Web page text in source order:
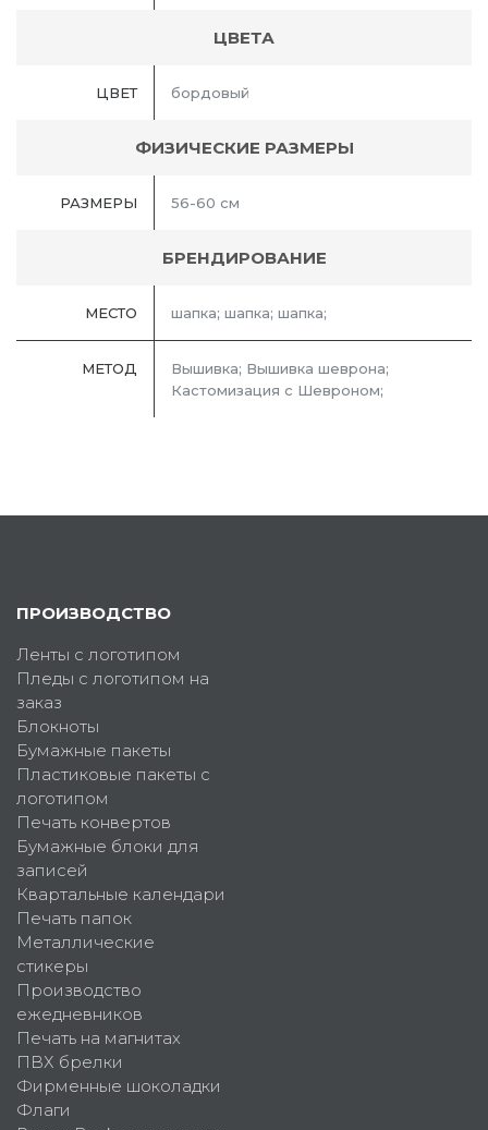
ЦВЕТА
ЦВЕТ бордовый
ФИЗИЧЕСКИЕ РАЗМЕРЫ
РАЗМЕРЫ 56-60 см
БРЕНДИРОВАНИЕ
МЕСТО шапка; шапка; шапка;
МЕТОД
Вышивка; Вышивка шеврона;
Кастомизация с Шевроном;
ПРОИЗВОДСТВО
Ленты с логотипом
Пледы с логотипом на
заказ
Блокноты
Бумажные пакеты
Пластиковые пакеты с
логотипом
Печать конвертов
Бумажные блоки для
записей
Квартальные календари
Печать папок
Металлические
стикеры
Производство
ежедневников
Печать на магнитах
ПВХ брелки
Фирменные шоколадки
Флаги